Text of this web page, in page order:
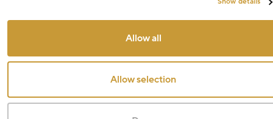
Allow all
Allow selection